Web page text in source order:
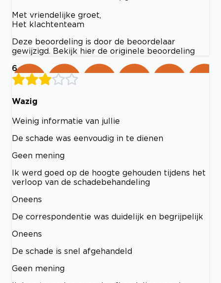
Met vriendelijke groet,
Het klachtenteam
Deze beoordeling is door de beoordelaar
gewijzigd. Bekijk hier de originele beoordeling
6
Wazig
Weinig informatie van jullie
De schade was eenvoudig in te dienen
Geen mening
Ik werd goed op de hoogte gehouden tijdens het
verloop van de schadebehandeling
Oneens
De correspondentie was duidelijk en begrijpelijk
Oneens
De schade is snel afgehandeld
Geen mening